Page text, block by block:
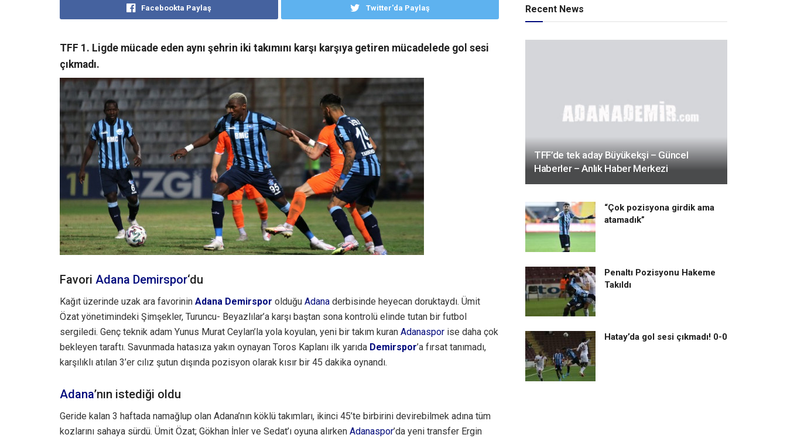
Facebookta Paylaş Twitter'da Paylaş
TFF 1. Ligde mücade eden aynı şehrin iki takımını karşı karşıya getiren mücadelede gol sesi
çıkmadı.
Favori Adana Demirspor‘du
Kağıt üzerinde uzak ara favorinin Adana Demirspor olduğu Adana derbisinde heyecan doruktaydı. Ümit
Özat yönetimindeki Şimşekler, Turuncu- Beyazlılar’a karşı baştan sona kontrolü elinde tutan bir futbol
sergiledi. Genç teknik adam Yunus Murat Ceylan’la yola koyulan, yeni bir takım kuran Adanaspor ise daha çok
bekleyen taraftı. Savunmada hatasıza yakın oynayan Toros Kaplanı ilk yarıda Demirspor’a fırsat tanımadı,
karşılıklı atılan 3’er cılız şutun dışında pozisyon olarak kısır bir 45 dakika oynandı.
Adana’nın istediği oldu
Geride kalan 3 haftada namağlup olan Adana’nın köklü takımları, ikinci 45’te birbirini devirebilmek adına tüm
kozlarını sahaya sürdü. Ümit Özat; Gökhan İnler ve Sedat’ı oyuna alırken Adanaspor’da yeni transfer Ergin
Recent News
TFF’de tek aday Büyükekşi – Güncel
Haberler – Anlık Haber Merkezi
“Çok pozisyona girdik ama
atamadık”
Penaltı Pozisyonu Hakeme
Takıldı
Hatay’da gol sesi çıkmadı! 0-0